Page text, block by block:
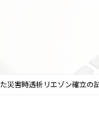
災害時透析リエゾン確立の